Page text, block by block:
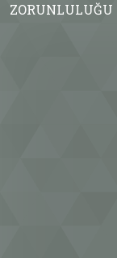
ZORUNLULUĞU